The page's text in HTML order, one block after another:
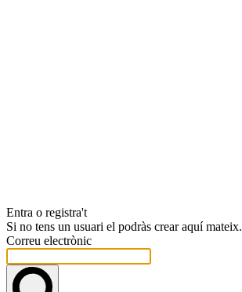
Entra o registra't
Si no tens un usuari el podràs crear aquí mateix.
Correu electrònic